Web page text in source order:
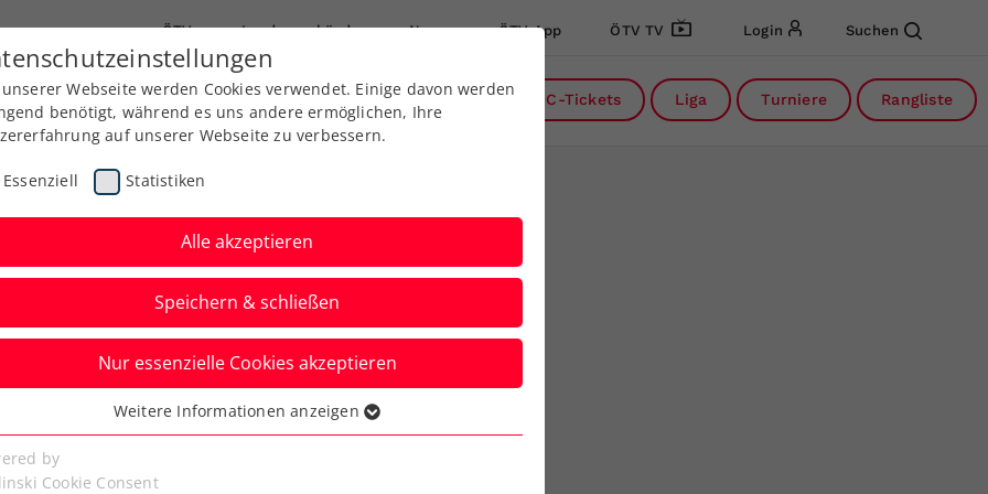
ÖTV Landesverbände News ÖTV App ÖTV TV Login Suchen
Ausbildung Services Über uns DC-Tickets Liga Turniere Rangliste
stellt größten
ein
Webseite werden Cookies verwendet. Einige davon werden
benötigt, während es uns andere ermöglichen, Ihre
auf unserer Webseite zu verbessern.
Essenziell Statistiken
Alle akzeptieren
Speichern & schließen
Nur essenzielle Cookies akzeptieren
Cookies werden für grundlegende Funktionen der
benötigt. Dadurch ist gewährleistet, dass die Webseite
Weitere Informationen anzeigen
by
Cookie Consent